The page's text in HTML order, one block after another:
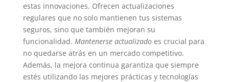
estas innovaciones. Ofrecen actualizaciones
regulares que no solo mantienen tus sistemas
seguros, sino que también mejoran su
funcionalidad. Mantenerse actualizadoes crucial para
no quedarse atrás en un mercado competitivo.
Además, la mejora continua garantiza que siempre
estés utilizando las mejores prácticas y tecnologías